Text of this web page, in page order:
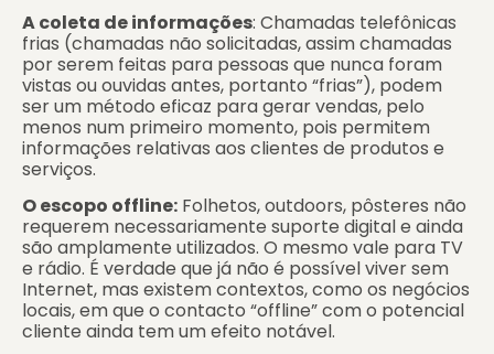
A coleta de informações: Chamadas telefônicas
frias (chamadas não solicitadas, assim chamadas
por serem feitas para pessoas que nunca foram
vistas ou ouvidas antes, portanto “frias”), podem
ser um método eficaz para gerar vendas, pelo
menos num primeiro momento, pois permitem
informações relativas aos clientes de produtos e
serviços.
O escopo offline: Folhetos, outdoors, pôsteres não
requerem necessariamente suporte digital e ainda
são amplamente utilizados. O mesmo vale para TV
e rádio. É verdade que já não é possível viver sem
Internet, mas existem contextos, como os negócios
locais, em que o contacto “offline” com o potencial
cliente ainda tem um efeito notável.